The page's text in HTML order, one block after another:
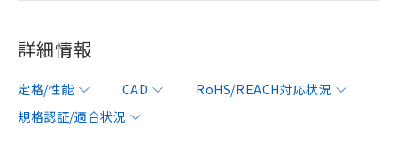
詳細情報
定格/性能 CAD
RoHS/REACH対応状況
規格認証/適合状況